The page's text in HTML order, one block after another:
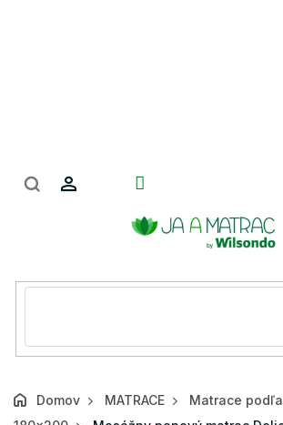
Domov MATRACE
Matrace